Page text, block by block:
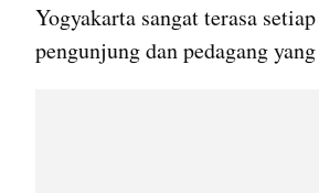
Yogyakarta sangat terasa
pengunjung dan pedagang